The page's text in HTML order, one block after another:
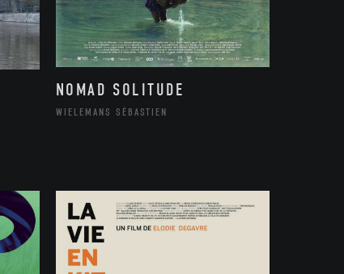
NOMAD SOLITUDE
WIELEMANS SÉBASTIEN